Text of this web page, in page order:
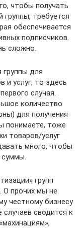
чтобы получать
требуется
обеспечивается
подписчиков.
сложно.
группы для
и услуг, то здесь
случая.
количество
для получения
понимаете, тоже
товаров/услуг
много, чтобы
групп
О прочих мы не
честному бизнесу
сводится к